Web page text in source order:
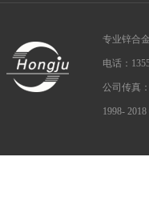
专业锌合
电话：
公司传真
1998- 2018